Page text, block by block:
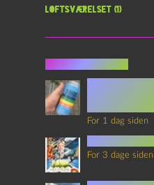
Loftsværelset (1)
For 1 dag siden
For 3 dage siden